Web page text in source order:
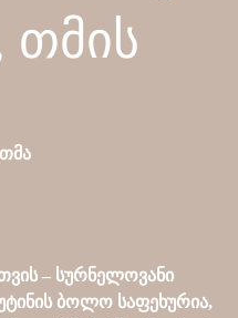
– სურნელოვანი
ბოლო საფეხურია,